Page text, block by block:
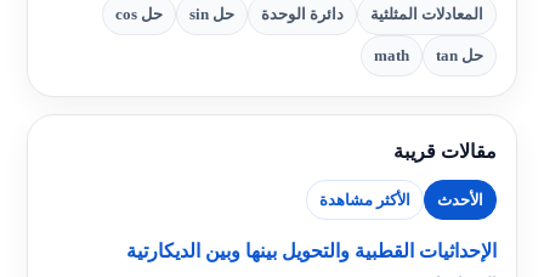
المعادلات المثلثية دائرة الوحدة حل sin حل cos
حل tan math
مقالات قريبة
الأحدث الأكثر مشاهدة
الإحداثيات القطبية والتحويل بينها وبين الديكارتية